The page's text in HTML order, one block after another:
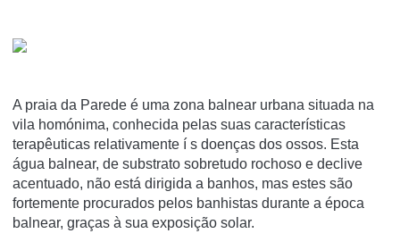
A praia da Parede é uma zona balnear urbana situada na
vila homónima, conhecida pelas suas caracterí­sticas
terapêuticas relativamente í s doenças dos ossos. Esta
água balnear, de substrato sobretudo rochoso e declive
acentuado, não está dirigida a banhos, mas estes são
fortemente procurados pelos banhistas durante a época
balnear, graças à sua exposição solar.